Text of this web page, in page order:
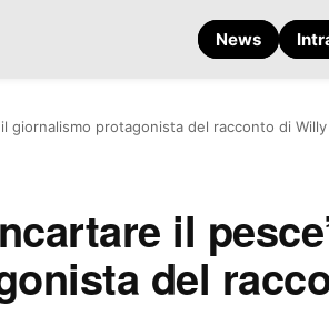
News
il giornalismo protagonista del racconto di
il
del